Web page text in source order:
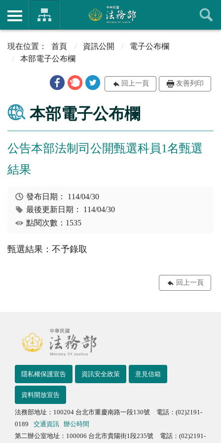
首頁 資訊公開
電子公布欄
本部電子公布欄
回上一頁 友善列印
本部電子公布欄
公告本部法制司公開甄選科員1名甄選
結果
發布日期： 114/04/30
最後更新日期： 114/04/30
點閱次數：1535
甄選結果：不予錄取
回上一頁
隱私權保護宣告 資訊安全政策 意見信箱
資料開放宣告
法務部地址：100204 台北市重慶南路一段130號 電話：(02)2191-
0189
交通資訊
辦公時間
第二辦公室地址：100006 台北市貴陽街1段235號 電話：(02)2191-